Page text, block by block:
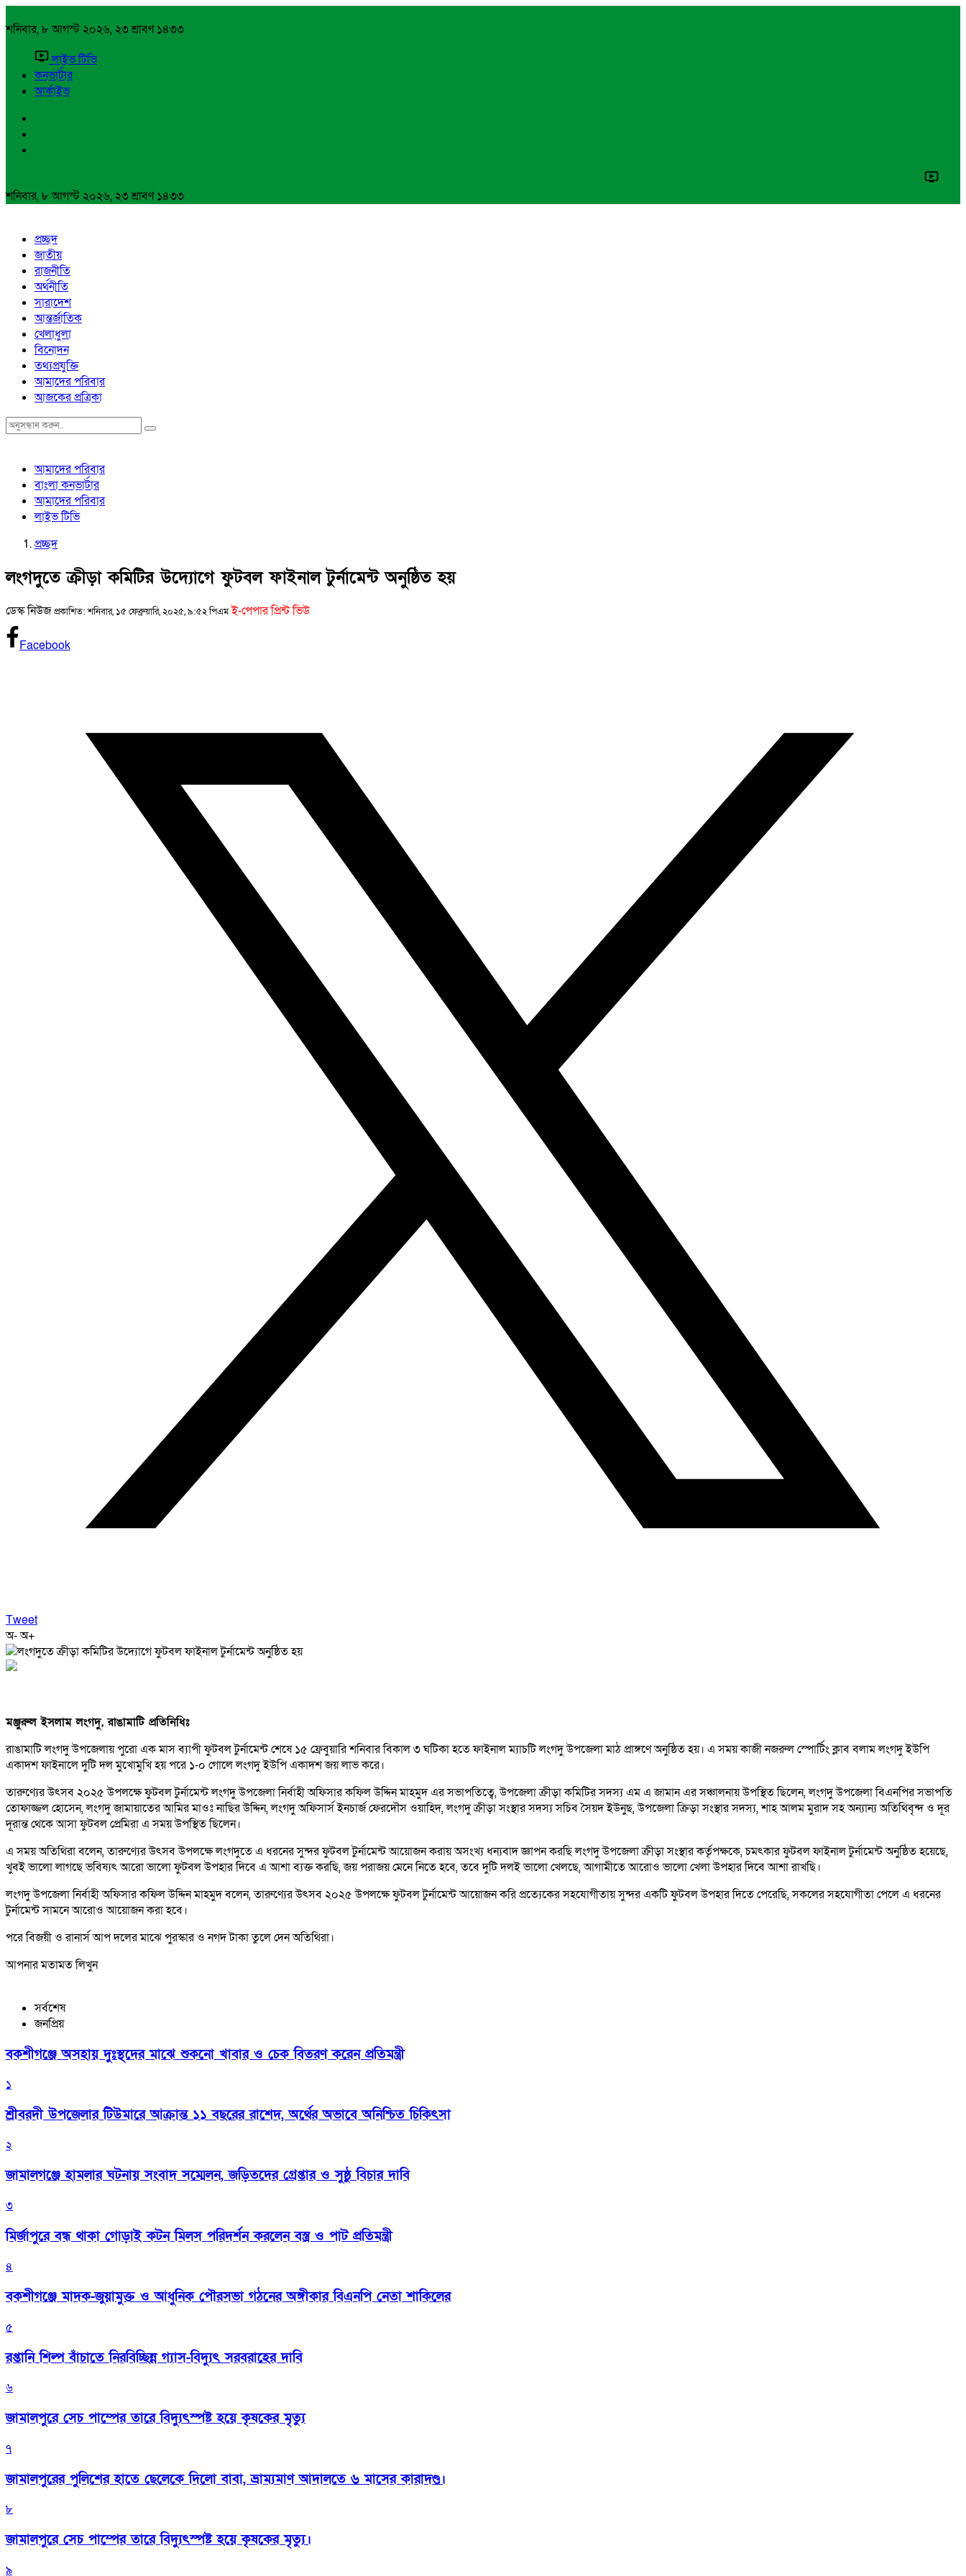
শনিবার, ৮ আগস্ট ২০২৬, ২৩ শ্রাবণ ১৪৩৩
লাইভ টিভি
কনভার্টার
আর্কাইভ
শনিবার, ৮ আগস্ট ২০২৬, ২৩ শ্রাবণ ১৪৩৩
প্রচ্ছদ
জাতীয়
রাজনীতি
অর্থনীতি
সারাদেশ
আন্তর্জাতিক
খেলাধুলা
বিনোদন
তথ্যপ্রযুক্তি
আমাদের পরিবার
আজকের প্রত্রিকা
আমাদের পরিবার
বাংলা কনভার্টার
আমাদের পরিবার
লাইভ টিভি
প্রচ্ছদ
লংগদুতে ক্রীড়া কমিটির উদ্যোগে ফুটবল ফাইনাল টুর্নামেন্ট অনুষ্ঠিত হয়
ডেস্ক নিউজপ্রকাশিত: শনিবার, ১৫ ফেব্রুয়ারি, ২০২৫, ৯:৫২ পিএম ই-পেপার প্রিন্ট ভিউ
Facebook
Tweet
অ-অ+
মঞ্জুরুল ইসলাম লংগদু, রাঙামাটি প্রতিনিধিঃ
রাঙামাটি লংগদু উপজেলায় পুরো এক মাস ব্যাপী ফুটবল টুর্নামেন্ট শেষে ১৫ ফ্রেবুয়ারি শনিবার বিকাল ৩ ঘটিকা হতে ফাইনাল ম্যাচটি লংগদু উপজেলা মাঠ প্রাঙ্গণে অনুষ্ঠিত হয়। এ সময় কাজী নজরুল স্পোর্টিং ক্লাব বলাম লংগদু ইউপি
একাদশ ফাইনালে দুটি দল মুখোমুখি হয় পরে ১-০ গোলে লংগদু ইউপি একাদশ জয় লাভ করে।
তারুণ্যের উৎসব ২০২৫ উপলক্ষে ফুটবল টুর্নামেন্ট লংগদু উপজেলা নির্বাহী অফিসার কফিল উদ্দিন মাহমুদ এর সভাপতিত্বে, উপজেলা ক্রীড়া কমিটির সদস্য এম এ জামান এর সঞ্চালনায় উপস্থিত ছিলেন, লংগদু উপজেলা বিএনপির সভাপতি
তোফাজ্জল হোসেন, লংগদু জামায়াতের আমির মাওঃ নাছির উদ্দিন, লংগদু অফিসার্স ইনচার্জ ফেরদৌস ওয়াহিদ, লংগদু ক্রীড়া সংস্থার সদস্য সচিব সৈয়দ ইউনুছ, উপজেলা ক্রিড়া সংস্থার সদস্য, শাহ আলম মুরাদ সহ অন্যান্য অতিথিবৃন্দ ও দূর
দূরান্ত থেকে আসা ফুটবল প্রেমিরা এ সময় উপস্থিত ছিলেন।
এ সময় অতিথিরা বলেন, তারুণ্যের উৎসব উপলক্ষে লংগদুতে এ ধরনের সুন্দর ফুটবল টুর্নামেন্ট আয়োজন করায় অসংখ্য ধন্যবাদ জ্ঞাপন করছি লংগদু উপজেলা ক্রীড়া সংস্থার কর্তৃপক্ষকে, চমৎকার ফুটবল ফাইনাল টুর্নামেন্ট অনুষ্ঠিত হয়েছে,
খুবই ভালো লাগছে ভবিষ্যৎ আরো ভালো ফুটবল উপহার দিবে এ আশা ব্যক্ত করছি, জয় পরাজয় মেনে নিতে হবে, তবে দুটি দলই ভালো খেলছে, আগামীতে আরোও ভালো খেলা উপহার দিবে আশা রাখছি।
লংগদু উপজেলা নির্বাহী অফিসার কফিল উদ্দিন মাহমুদ বলেন, তারুণ্যের উৎসব ২০২৫ উপলক্ষে ফুটবল টুর্নামেন্ট আয়োজন করি প্রত্যেকের সহযোগীতায় সুন্দর একটি ফুটবল উপহার দিতে পেরেছি, সকলের সহযোগীতা পেলে এ ধরনের
টুর্নামেন্ট সামনে আরোও আয়োজন করা হবে।
পরে বিজয়ী ও রানার্স আপ দলের মাঝে পুরস্কার ও নগদ টাকা তুলে দেন অতিথিরা।
আপনার মতামত লিখুন
সর্বশেষ
জনপ্রিয়
বকশীগঞ্জে অসহায় দুঃস্থদের মাঝে শুকনো খাবার ও চেক বিতরণ করেন প্রতিমন্ত্রী
১
শ্রীবরদী উপজেলার টিউমারে আক্রান্ত ১১ বছরের রাশেদ, অর্থের অভাবে অনিশ্চিত চিকিৎসা
২
জামালগঞ্জে হামলার ঘটনায় সংবাদ সম্মেলন, জড়িতদের গ্রেপ্তার ও সুষ্ঠু বিচার দাবি
৩
মির্জাপুরে বন্ধ থাকা গোড়াই কটন মিলস পরিদর্শন করলেন বস্ত্র ও পাট প্রতিমন্ত্রী
৪
বকশীগঞ্জে মাদক-জুয়ামুক্ত ও আধুনিক পৌরসভা গঠনের অঙ্গীকার বিএনপি নেতা শাকিলের
৫
রপ্তানি শিল্প বাঁচাতে নিরবিচ্ছিন্ন গ্যাস-বিদ্যুৎ সরবরাহের দাবি
৬
জামালপুরে সেচ পাম্পের তারে বিদ্যুৎস্পষ্ট হয়ে কৃষকের মৃত্যু
৭
জামালপুরের পুলিশের হাতে ছেলেকে দিলো বাবা, ভ্রাম্যমাণ আদালতে ৬ মাসের কারাদণ্ড।
৮
জামালপুরে সেচ পাম্পের তারে বিদ্যুৎস্পষ্ট হয়ে কৃষকের মৃত্যু।
৯